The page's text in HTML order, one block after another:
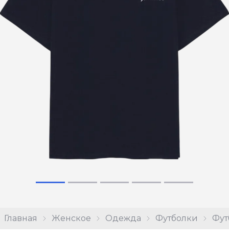
Главная Женское Одежда Футболки